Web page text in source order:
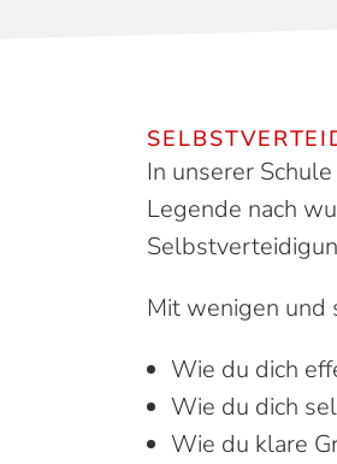
In unserer
Legende nach
Mit wenigen und
Wie du dich
Wie du dich
Wie du klare